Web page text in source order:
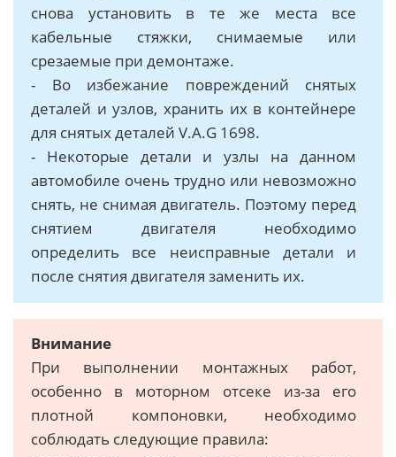
снова установить в те же места все
кабельные стяжки, снимаемые или
срезаемые при демонтаже.
- Во избежание повреждений снятых
деталей и узлов, хранить их в контейнере
для снятых деталей V.A.G 1698.
- Некоторые детали и узлы на данном
автомобиле очень трудно или невозможно
снять, не снимая двигатель. Поэтому перед
снятием двигателя необходимо
определить все неисправные детали и
после снятия двигателя заменить их.
Внимание
При выполнении монтажных работ,
особенно в моторном отсеке из-за его
плотной компоновки, необходимо
соблюдать следующие правила: